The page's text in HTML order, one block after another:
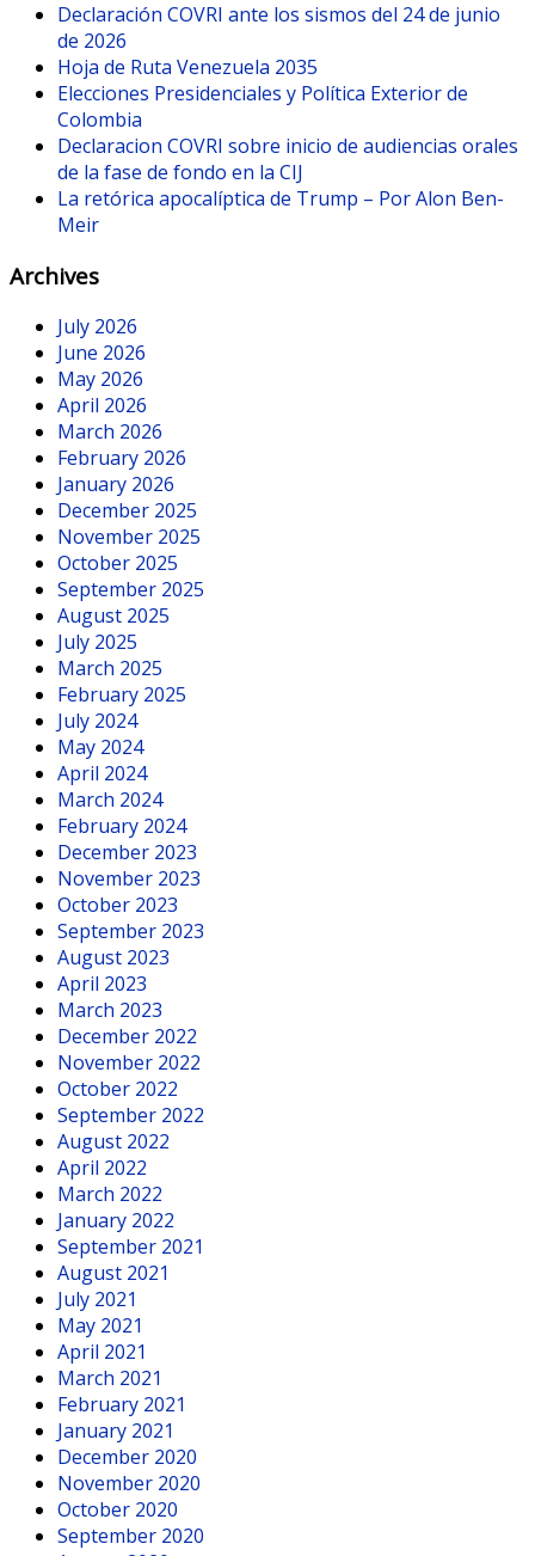
Declaración COVRI ante los sismos del 24 de junio
de 2026
Hoja de Ruta Venezuela 2035
Elecciones Presidenciales y Política Exterior de
Colombia
Declaracion COVRI sobre inicio de audiencias orales
de la fase de fondo en la CIJ
La retórica apocalíptica de Trump – Por Alon Ben-
Meir
Archives
July 2026
June 2026
May 2026
April 2026
March 2026
February 2026
January 2026
December 2025
November 2025
October 2025
September 2025
August 2025
July 2025
March 2025
February 2025
July 2024
May 2024
April 2024
March 2024
February 2024
December 2023
November 2023
October 2023
September 2023
August 2023
April 2023
March 2023
December 2022
November 2022
October 2022
September 2022
August 2022
April 2022
March 2022
January 2022
September 2021
August 2021
July 2021
May 2021
April 2021
March 2021
February 2021
January 2021
December 2020
November 2020
October 2020
September 2020